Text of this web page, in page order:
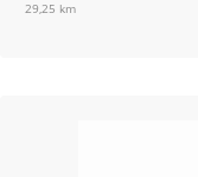
29,25 km